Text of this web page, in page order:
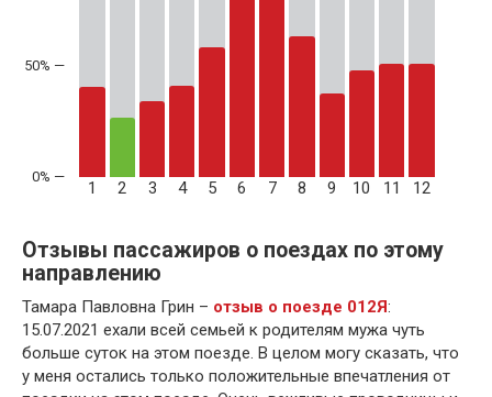
50% —
1 2 3 4 5 6 7 8 9 10 11 12
Отзывы пассажиров о поездах по этому
направлению
Тамара Павловна Грин – отзыв о поезде 012Я:
15.07.2021 ехали всей семьей к родителям мужа чуть
больше суток на этом поезде. В целом могу сказать, что
у меня остались только положительные впечатления от